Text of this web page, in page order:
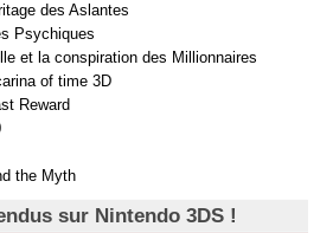
des Aslantes
Psychiques
et la conspiration des Millionnaires
of time 3D
Reward
the Myth
sur Nintendo 3DS !